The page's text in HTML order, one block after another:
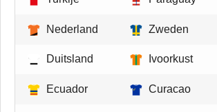
Nederland Zweden
Duitsland Ivoorkust
Ecuador Curacao